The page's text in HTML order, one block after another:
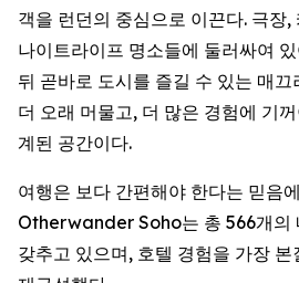
객을 런던의 중심으로 이끈다. 극장,
나이트라이프 명소들에 둘러싸여
뒤 곧바로 도시를 즐길 수 있는 매
더 오래 머물고, 더 많은 경험에 기
계된 공간이다.
여행은 보다 간편해야 한다는 믿음
Otherwander Soho는 총 566개의
갖추고 있으며, 호텔 경험을 가장